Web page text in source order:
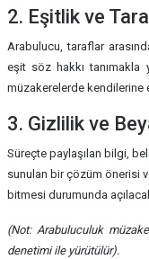
2. Eşitlik ve
Arabulucu, taraflar
eşit söz hakkı tanımakla
müzakerelerde kendilerine
3. Gizlilik ve
Süreçte paylaşılan bilgi,
sunulan bir çözüm önerisi
bitmesi durumunda
(Not: Arabuluculuk
denetimi ile yürütülür).